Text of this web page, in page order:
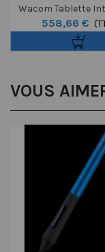
Wacom Tablette
Pen L - 2025
558,66 €
VOUS